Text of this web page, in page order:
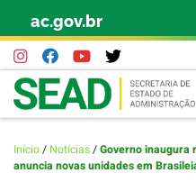
Skip to content
ac.gov.br
Início/ Notícias/Governo inaugura
anuncia novas unidades em